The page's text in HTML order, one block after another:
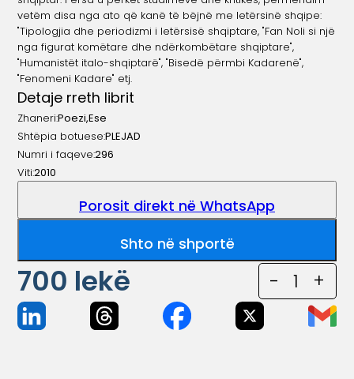
vetëm disa nga ato që kanë të bëjnë me letërsinë shqipe:
"Tipologjia dhe periodizmi i letërsisë shqiptare, "Fan Noli si një
nga figurat komëtare dhe ndërkombëtare shqiptare",
"Humanistët italo-shqiptarë", "Bisedë përmbi Kadarenë",
"Fenomeni Kadare" etj.
Detaje rreth librit
Zhaneri:Poezi,Ese
Shtëpia botuese:PLEJAD
Numri i faqeve:296
Viti:2010
Porosit direkt në WhatsApp
Shto në shportë
700 lekë - 1 +